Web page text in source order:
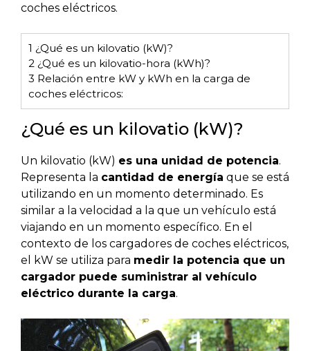
coches eléctricos.
1 ¿Qué es un kilovatio (kW)?
2 ¿Qué es un kilovatio-hora (kWh)?
3 Relación entre kW y kWh en la carga de
coches eléctricos:
¿Qué es un kilovatio (kW)?
Un kilovatio (kW) es una unidad de potencia.
Representa la cantidad de energía que se está
utilizando en un momento determinado. Es
similar a la velocidad a la que un vehículo está
viajando en un momento específico. En el
contexto de los cargadores de coches eléctricos,
el kW se utiliza para medir la potencia que un
cargador puede suministrar al vehículo
eléctrico durante la carga.